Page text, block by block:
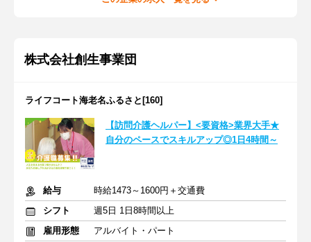
株式会社創生事業団
ライフコート海老名ふるさと[160]
【訪問介護ヘルパー】<要資格>業界大手★
自分のペースでスキルアップ◎1日4時間～
給与
時給1473～1600円＋交通費
シフト
週5日 1日8時間以上
雇用形態
アルバイト・パート